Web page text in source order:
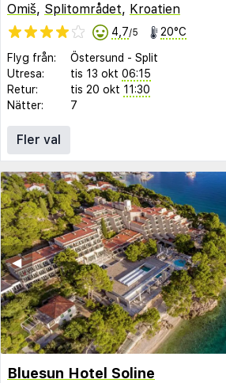
Omiš, Splitområdet, Kroatien
4,7/5 20°C
Flyg från: Östersund - Split
Utresa:
tis 13 okt 06:15
Retur:
tis 20 okt 11:30
Nätter:
7
Fler val
◀︎
Bluesun Hotel Soline